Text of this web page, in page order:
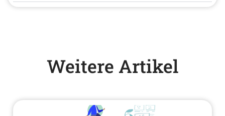
Weitere Artikel